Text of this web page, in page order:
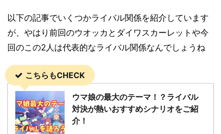
以下の記事でいくつかライバル関係を紹介しています
が、やはり前回のウオッカとダイワスカーレットや今
回のこの2人は代表的なライバル関係なんでしょうね
こちらもCHECK
ウマ娘の最大のテーマ！？ライバル
対決が熱いおすすめシナリオをご紹
介！